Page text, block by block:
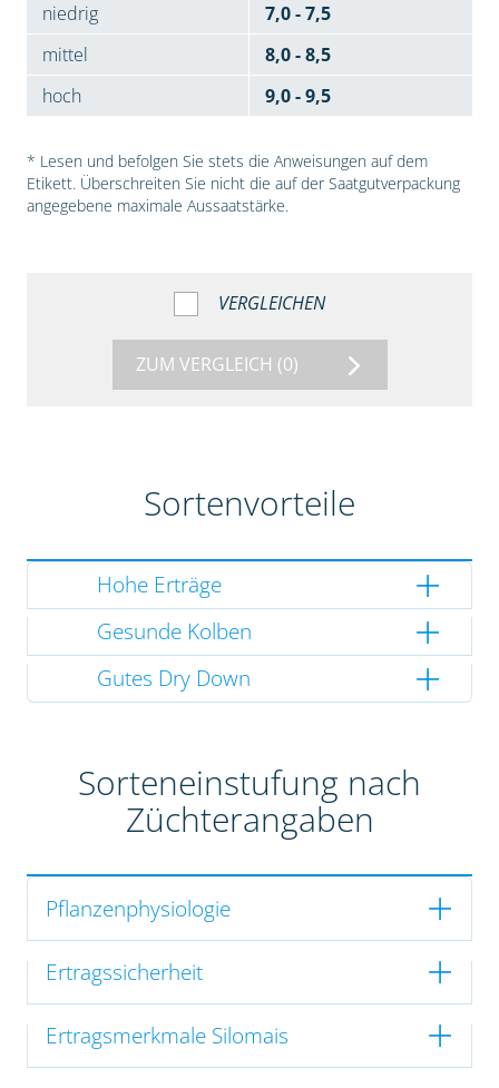
niedrig
7,0 - 7,5
mittel
8,0 - 8,5
hoch
9,0 - 9,5
* Lesen und befolgen Sie stets die Anweisungen auf dem
Etikett. Überschreiten Sie nicht die auf der Saatgutverpackung
angegebene maximale Aussaatstärke.
VERGLEICHEN
ZUM VERGLEICH (0)
Sortenvorteile
Hohe Erträge
Gesunde Kolben
Gutes Dry Down
Sorteneinstufung nach
Züchterangaben
Pflanzenphysiologie
Ertragssicherheit
Ertragsmerkmale Silomais